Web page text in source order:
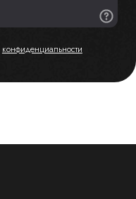
конфиденциальности